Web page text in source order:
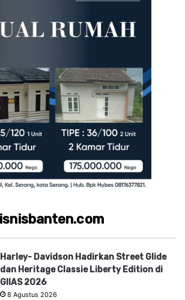
Harley- Davidson Hadirkan Street Glide
dan Heritage Classie Liberty Edition di
GIIAS 2026
8 Agustus 2026